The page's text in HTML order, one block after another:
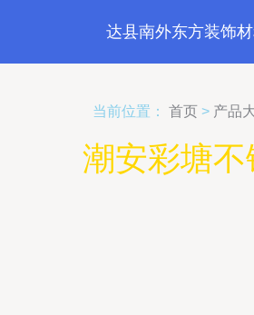
达县南外东方装饰
当前位置： 首页 > 产品
潮安彩塘